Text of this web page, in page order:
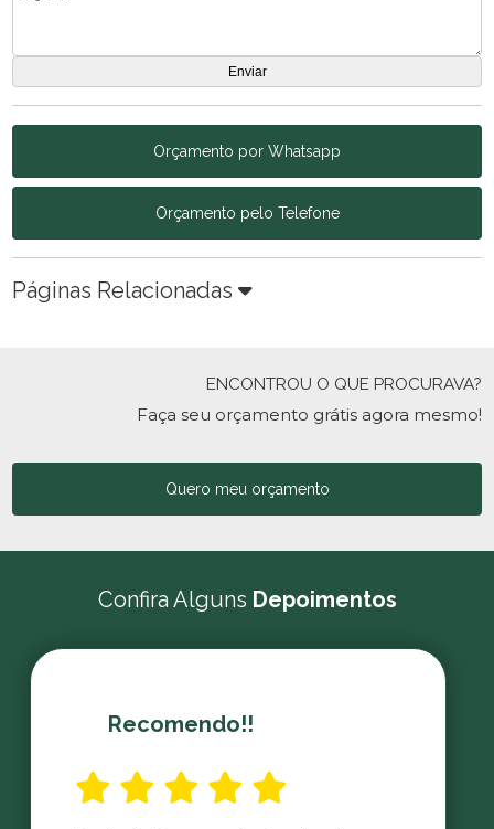
Orçamento por Whatsapp
Orçamento pelo Telefone
Páginas Relacionadas
ENCONTROU O QUE PROCURAVA?
Faça seu orçamento grátis agora mesmo!
Quero meu orçamento
Confira Alguns Depoimentos
Recomendo!!